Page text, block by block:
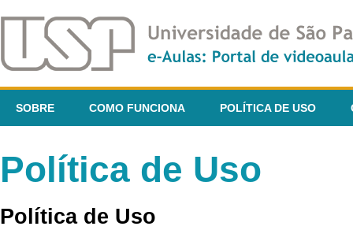
SOBRE COMO FUNCIONA POLÍTICA DE USO
Política de Uso
Política de Uso